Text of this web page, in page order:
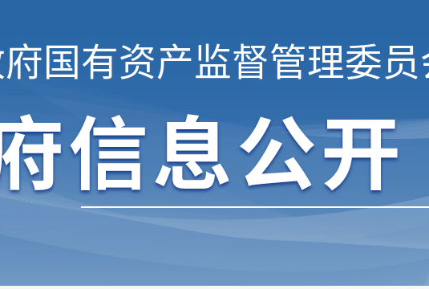
国有资产监督管理委员